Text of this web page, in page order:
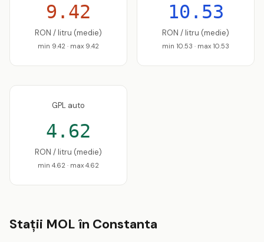
9.42
RON / litru (medie)
min 9.42 · max 9.42
10.53
RON / litru (medie)
min 10.53 · max 10.53
GPL auto
4.62
RON / litru (medie)
min 4.62 · max 4.62
Stații MOL în Constanta